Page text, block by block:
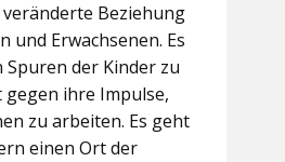
Beziehung
und Erwachsenen. Es
Spuren der Kinder zu
ihre Impulse,
zu arbeiten. Es geht
einen Ort der